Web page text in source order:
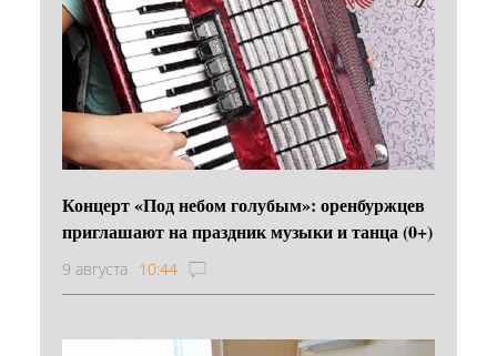
Концерт «Под небом голубым»: оренбуржцев
приглашают на праздник музыки и танца (0+)
9 августа 10:44